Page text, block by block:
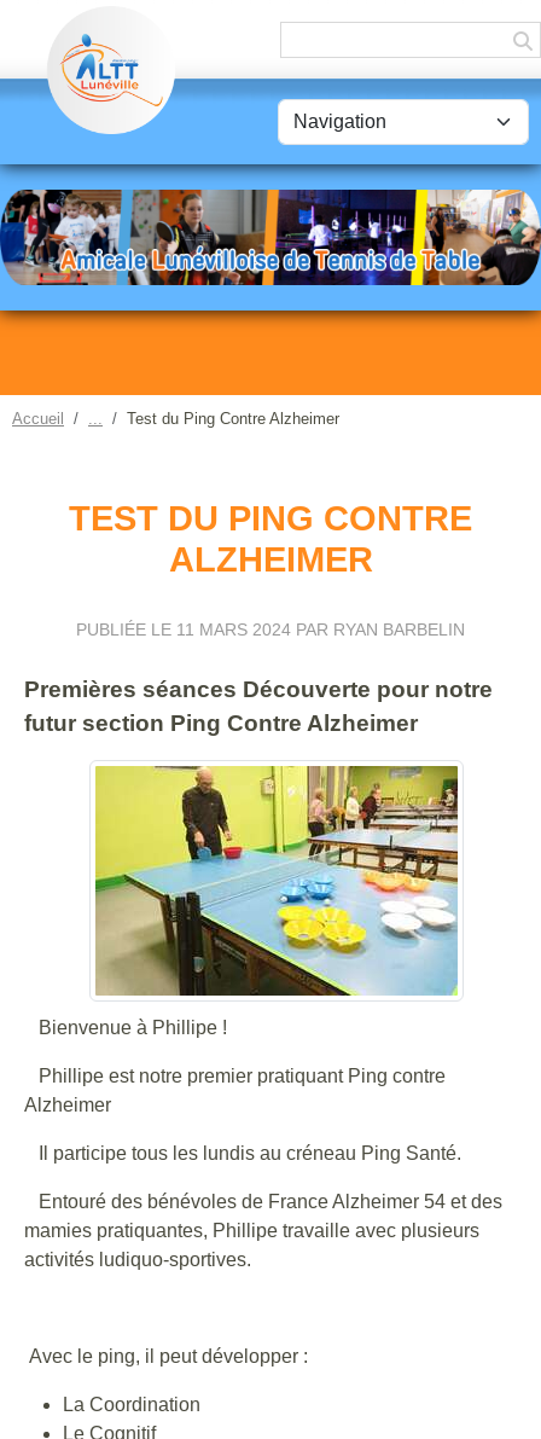
Accueil Test du Ping Contre Alzheimer
TEST DU PING CONTRE
ALZHEIMER
PUBLIÉE LE 11 MARS 2024 PAR RYAN BARBELIN
Premières séances Découverte pour notre
futur section Ping Contre Alzheimer
Bienvenue à Phillipe !
Phillipe est notre premier pratiquant Ping contre
Alzheimer
Il participe tous les lundis au créneau Ping Santé.
Entouré des bénévoles de France Alzheimer 54 et des
mamies pratiquantes, Phillipe travaille avec plusieurs
activités ludiquo-sportives.
Avec le ping, il peut développer :
La Coordination
Le Cognitif